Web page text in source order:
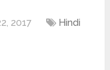
2017
Hindi